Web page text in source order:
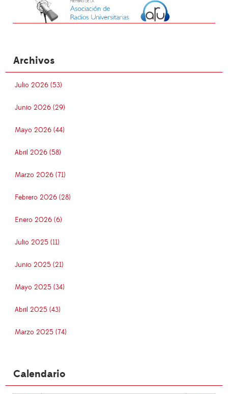
Archivos
Julio 2026 (53)
Junio 2026 (29)
Mayo 2026 (44)
Abril 2026 (58)
Marzo 2026 (71)
Febrero 2026 (28)
Enero 2026 (6)
Julio 2025 (11)
Junio 2025 (21)
Mayo 2025 (34)
Abril 2025 (43)
Marzo 2025 (74)
Calendario